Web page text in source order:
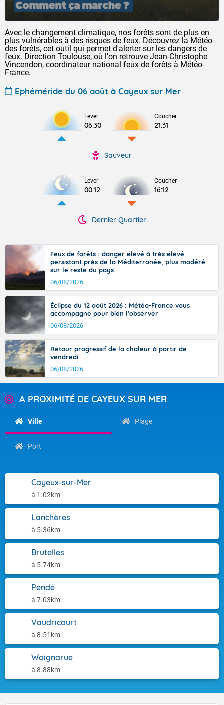
Avec le changement climatique, nos forêts sont de plus en
plus vulnérables à des risques de feux. Découvrez la Météo
des forêts, cet outil qui permet d'alerter sur les dangers de
feux. Direction Toulouse, où l'on retrouve Jean-Christophe
Vincendon, coordinateur national feux de forêts à Météo-
France.
Ephéméride du 06 août à Cayeux sur Mer
Lever
06:30
Coucher
21:31
Sauveur
Lever
00:12
Coucher
16:12
Dernier Quartier
Feux de forêts : danger élevé à très élevé
persistant près de la Méditerranée, plus modéré
sur le reste du pays
06/08/2026
Éclipse du 12 août 2026 : Météo-France vous
accompagne pour bien l'observer
06/08/2026
Retour progressif de la chaleur à partir de
vendredi
06/08/2026
A PROXIMITÉ DE CAYEUX SUR MER
Ville Plage
Port
Cayeux-sur-Mer
à 1.02km
Lanchères
à 5.36km
Brutelles
à 5.74km
Pendé
à 7.03km
Vaudricourt
à 8.51km
Woignarue
à 8.88km